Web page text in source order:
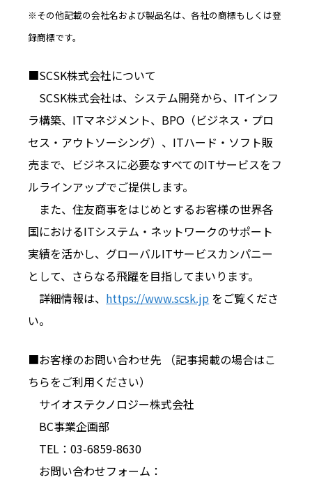
※その他記載の会社名および製品名は、各社の商標もしくは登
録商標です。
■SCSK株式会社について
SCSK株式会社は、システム開発から、ITインフ
ラ構築、ITマネジメント、BPO（ビジネス・プロ
セス・アウトソーシング）、ITハード・ソフト販
売まで、ビジネスに必要なすべてのITサービスをフ
ルラインアップでご提供します。
また、住友商事をはじめとするお客様の世界各
国におけるITシステム・ネットワークのサポート
実績を活かし、グローバルITサービスカンパニー
として、さらなる飛躍を目指してまいります。
詳細情報は、 https://www.scsk.jp をご覧くださ
い。
■お客様のお問い合わせ先 （記事掲載の場合はこ
ちらをご利用ください）
サイオステクノロジー株式会社
BC事業企画部
TEL：03-6859-8630
お問い合わせフォーム：